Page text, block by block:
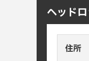
ヘッド
住所